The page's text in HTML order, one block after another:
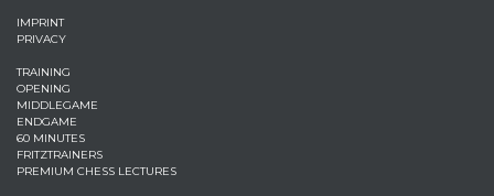
IMPRINT
PRIVACY
TRAINING
OPENING
MIDDLEGAME
ENDGAME
60 MINUTES
FRITZTRAINERS
PREMIUM CHESS LECTURES